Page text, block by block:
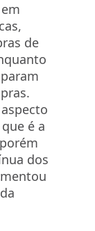
de
é a
dos